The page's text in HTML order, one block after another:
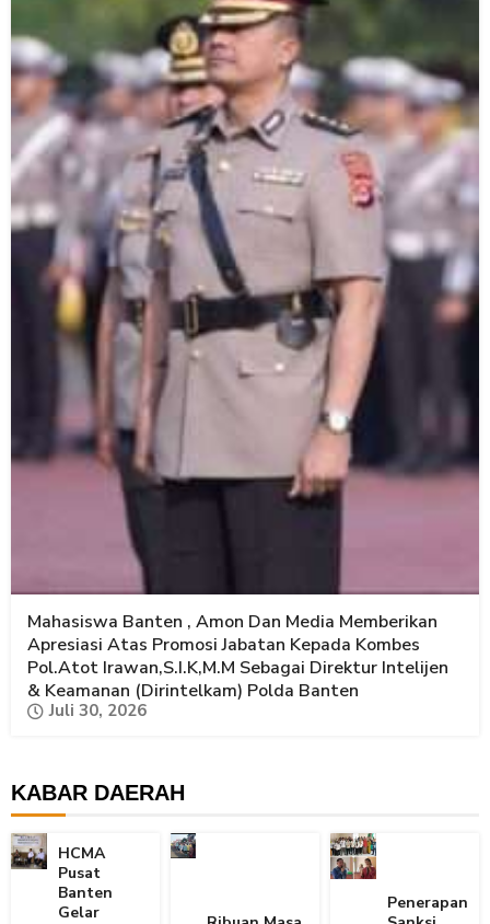
Mahasiswa Banten , Amon Dan Media Memberikan
Apresiasi Atas Promosi Jabatan Kepada Kombes
Pol.Atot Irawan,S.I.K,M.M Sebagai Direktur Intelijen
& Keamanan (Dirintelkam) Polda Banten
Juli 30, 2026
KABAR DAERAH
HCMA
Pusat
Banten
Gelar
Penerapan